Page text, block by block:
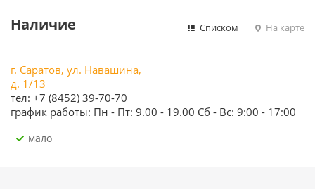
Наличие Списком На карте
г. Саратов, ул. Навашина,
д. 1/13
тел: +7 (8452) 39-70-70
график работы: Пн - Пт: 9.00 - 19.00 Сб - Вс: 9:00 - 17:00
Мало